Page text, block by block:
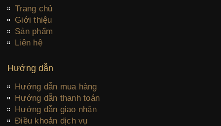
Trang chủ
Giới thiệu
Sản phẩm
Liên hệ
Hướng dẫn
Hướng dẫn mua hàng
Hướng dẫn thanh toán
Hướng dẫn giao nhận
Điều khoản dịch vụ